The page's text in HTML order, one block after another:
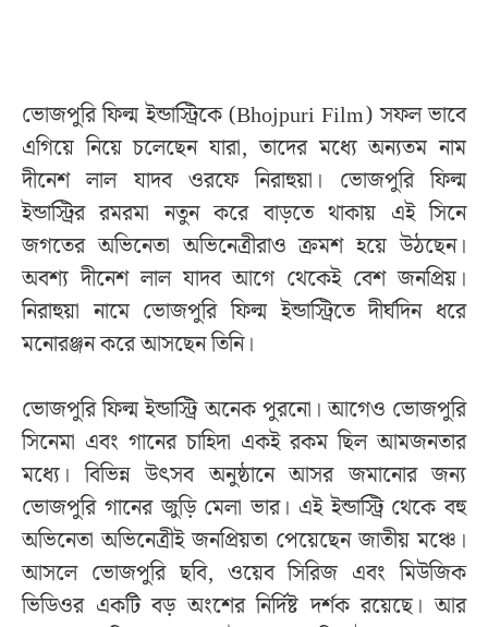
ভোজপুরি ফিল্ম ইন্ডাস্ট্রিকে (Bhojpuri Film) সফল ভাবে
এগিয়ে নিয়ে চলেছেন যারা, তাদের মধ্যে অন্যতম নাম
দীনেশ লাল যাদব ওরফে নিরাহুয়া। ভোজপুরি ফিল্ম
ইন্ডাস্ট্রির রমরমা নতুন করে বাড়তে থাকায় এই সিনে
জগতের অভিনেতা অভিনেত্রীরাও ক্রমশ হয়ে উঠছেন।
অবশ্য দীনেশ লাল যাদব আগে থেকেই বেশ জনপ্রিয়।
নিরাহুয়া নামে ভোজপুরি ফিল্ম ইন্ডাস্ট্রিতে দীর্ঘদিন ধরে
মনোরঞ্জন করে আসছেন তিনি।
ভোজপুরি ফিল্ম ইন্ডাস্ট্রি অনেক পুরনো। আগেও ভোজপুরি
সিনেমা এবং গানের চাহিদা একই রকম ছিল আমজনতার
মধ্যে। বিভিন্ন উৎসব অনুষ্ঠানে আসর জমানোর জন্য
ভোজপুরি গানের জুড়ি মেলা ভার। এই ইন্ডাস্ট্রি থেকে বহু
অভিনেতা অভিনেত্রীই জনপ্রিয়তা পেয়েছেন জাতীয় মঞ্চে।
আসলে ভোজপুরি ছবি, ওয়েব সিরিজ এবং মিউজিক
ভিডিওর একটি বড় অংশের নির্দিষ্ট দর্শক রয়েছে। আর